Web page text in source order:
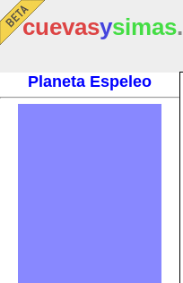
cuevasysimas
Planeta Espeleo